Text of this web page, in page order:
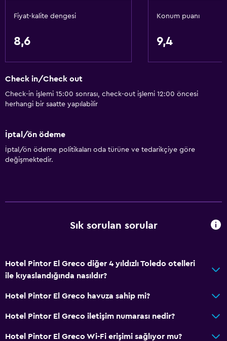
Fiyat-kalite dengesi
8,6
Konum puanı
9,4
Check in/Check out
Check-in işlemi 15:00 sonrası, check-out işlemi 12:00 öncesi
herhangi bir saatte yapılabilir
İptal/ön ödeme
İptal/ön ödeme politikaları oda türüne ve tedarikçiye göre
değişmektedir.
Sık sorulan sorular
Hotel Pintor El Greco diğer 4 yıldızlı Toledo otelleri
ile kıyaslandığında nasıldır?
Hotel Pintor El Greco havuza sahip mi?
Hotel Pintor El Greco iletişim numarası nedir?
Hotel Pintor El Greco Wi-Fi erişimi sağlıyor mu?